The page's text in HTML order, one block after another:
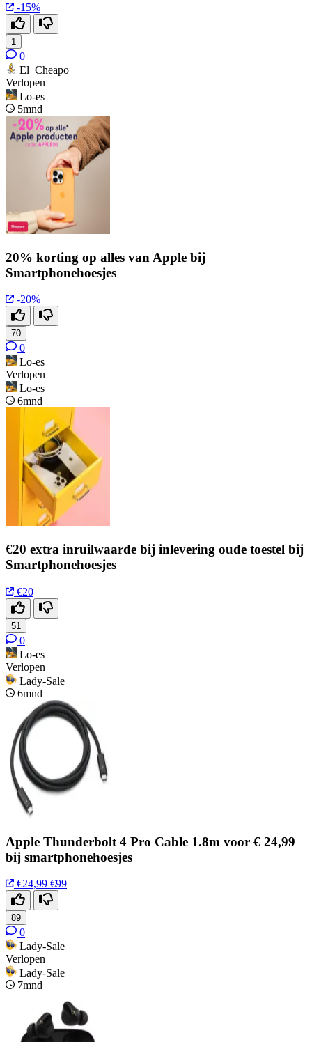
-15%
1
0
El_Cheapo
Verlopen
Lo-es
5mnd
20% korting op alles van Apple bij
Smartphonehoesjes
-20%
70
0
Lo-es
Verlopen
Lo-es
6mnd
€20 extra inruilwaarde bij inlevering oude toestel bij
Smartphonehoesjes
€20
51
0
Lo-es
Verlopen
Lady-Sale
6mnd
Apple Thunderbolt 4 Pro Cable 1.8m voor € 24,99
bij smartphonehoesjes
€24,99 €99
89
0
Lady-Sale
Verlopen
Lady-Sale
7mnd